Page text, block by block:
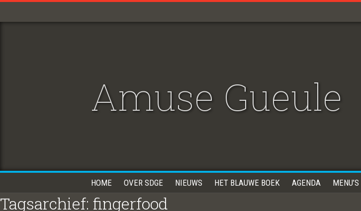
Amuse Gueule
HOME OVER SDGE NIEUWS HET BLAUWE BOEK AGENDA MENU’S
Tagsarchief: fingerfood